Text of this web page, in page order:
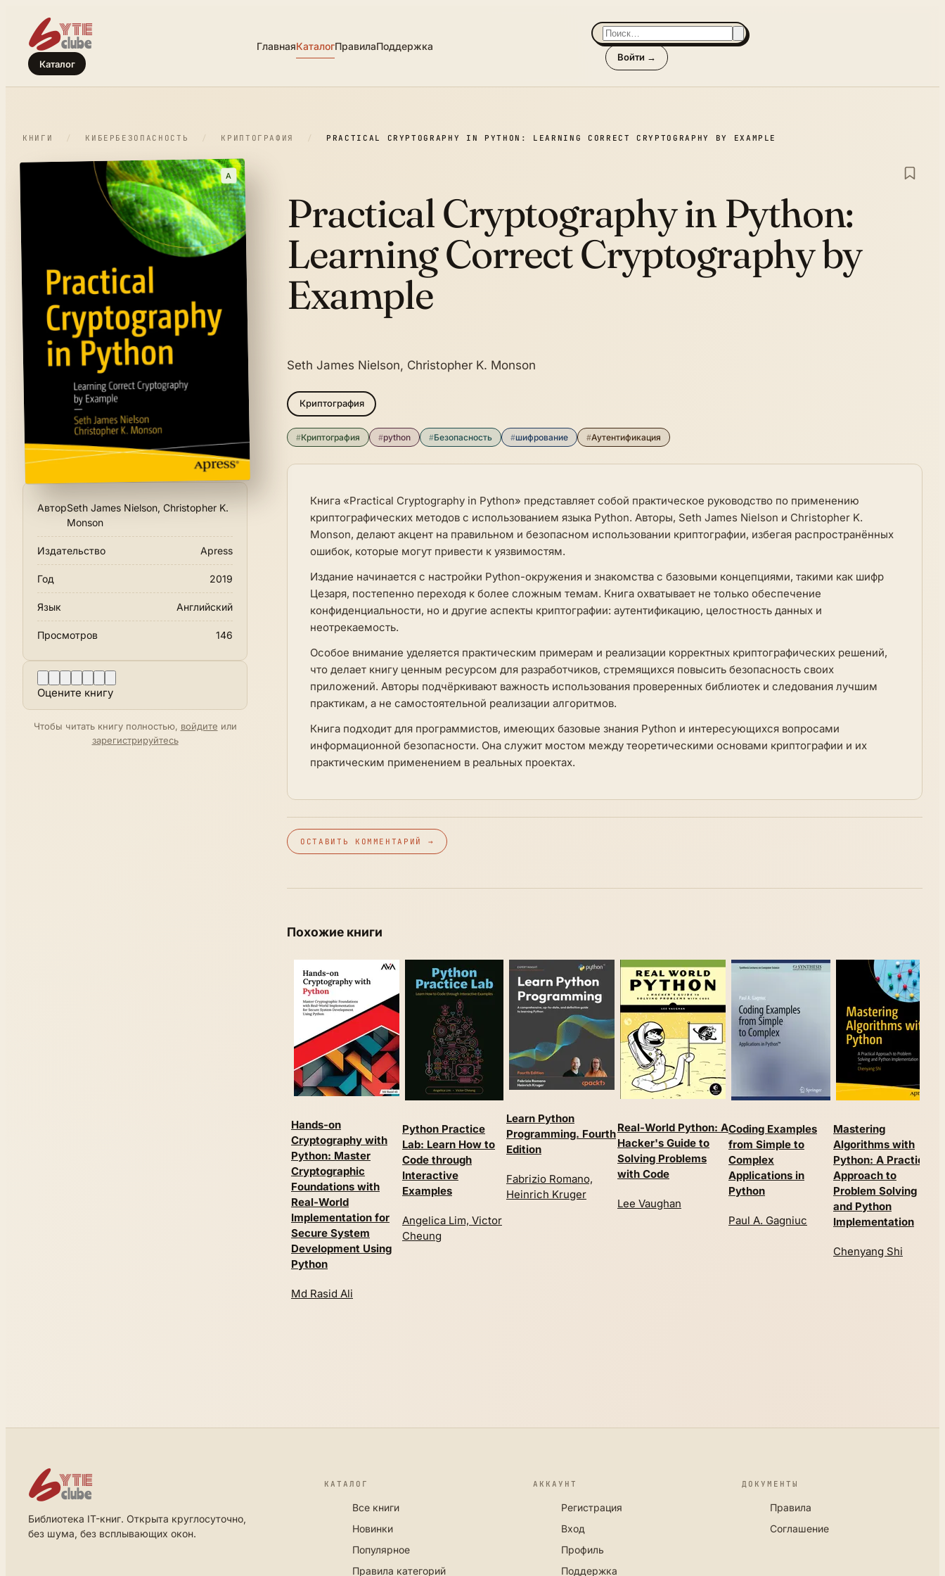
Каталог
ГлавнаяКаталогПравилаПоддержка
Войти →
КНИГИ / КИБЕРБЕЗОПАСНОСТЬ / КРИПТОГРАФИЯ / PRACTICAL CRYPTOGRAPHY IN PYTHON: LEARNING CORRECT CRYPTOGRAPHY BY EXAMPLE
A
АвторSeth James Nielson, Christopher K.
Monson
Издательство Apress
Год 2019
Язык Английский
Просмотров 146
Оцените книгу
Чтобы читать книгу полностью, войдите или
зарегистрируйтесь
Practical Cryptography in Python:
Learning Correct Cryptography by
Example
Seth James Nielson, Christopher K. Monson
Криптография
#Криптография #python #Безопасность #шифрование #Аутентификация
Книга «Practical Cryptography in Python» представляет собой практическое руководство по применению
криптографических методов с использованием языка Python. Авторы, Seth James Nielson и Christopher K.
Monson, делают акцент на правильном и безопасном использовании криптографии, избегая распространённых
ошибок, которые могут привести к уязвимостям.
Издание начинается с настройки Python-окружения и знакомства с базовыми концепциями, такими как шифр
Цезаря, постепенно переходя к более сложным темам. Книга охватывает не только обеспечение
конфиденциальности, но и другие аспекты криптографии: аутентификацию, целостность данных и
неотрекаемость.
Особое внимание уделяется практическим примерам и реализации корректных криптографических решений,
что делает книгу ценным ресурсом для разработчиков, стремящихся повысить безопасность своих
приложений. Авторы подчёркивают важность использования проверенных библиотек и следования лучшим
практикам, а не самостоятельной реализации алгоритмов.
Книга подходит для программистов, имеющих базовые знания Python и интересующихся вопросами
информационной безопасности. Она служит мостом между теоретическими основами криптографии и их
практическим применением в реальных проектах.
ОСТАВИТЬ КОММЕНТАРИЙ →
Похожие книги
Hands-on
Cryptography with
Python: Master
Cryptographic
Foundations with
Real-World
Implementation for
Secure System
Development Using
Python
Md Rasid Ali
Python Practice
Lab: Learn How to
Code through
Interactive
Examples
Angelica Lim, Victor
Cheung
Learn Python
Programming. Fourth
Edition
Fabrizio Romano,
Heinrich Kruger
Real-World Python: A
Hacker's Guide to
Solving Problems
with Code
Lee Vaughan
Coding Examples
from Simple to
Complex
Applications in
Python
Paul A. Gagniuc
Mastering
Algorithms with
Python: A Practical
Approach to
Problem Solving
and Python
Implementation
Chenyang Shi
Библиотека IT-книг. Открыта круглосуточно,
без шума, без всплывающих окон.
КАТАЛОГ
Все книги
Новинки
Популярное
Правила категорий
АККАУНТ
Регистрация
Вход
Профиль
Поддержка
ДОКУМЕНТЫ
Правила
Соглашение